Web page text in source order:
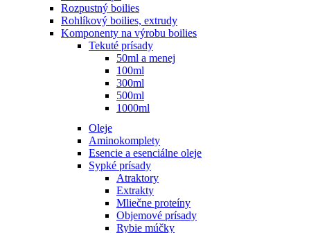
Rozpustný boilies
Rohlíkový boilies, extrudy
Komponenty na výrobu boilies
Tekuté prísady
50ml a menej
100ml
300ml
500ml
1000ml
Oleje
Aminokomplety
Esencie a esenciálne oleje
Sypké prísady
Atraktory
Extrakty
Mliečne proteíny
Objemové prísady
Rybie múčky